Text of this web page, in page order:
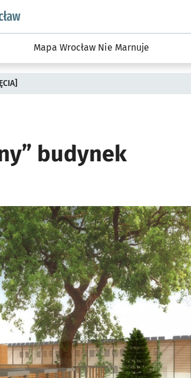
Środowisko we Wrocławiu
Mapa Wrocław Nie Marnuje
budynek